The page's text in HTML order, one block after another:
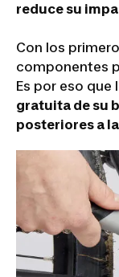
reduce su
Con los
componentes
Es por eso que
gratuita de su
posteriores a